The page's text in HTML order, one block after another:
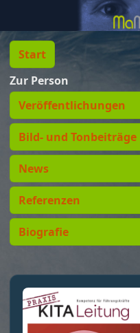
Start
Zur Person
Veröffentlichungen
Bild- und Tonbeiträge
News
Referenzen
Biografie